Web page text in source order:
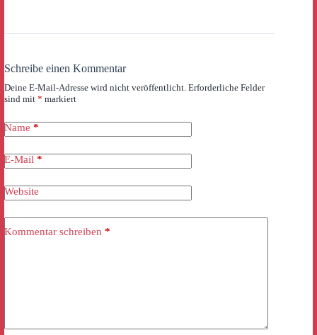
Schreibe einen Kommentar
Deine E-Mail-Adresse wird nicht veröffentlicht. Erforderliche Felder
sind mit * markiert
Name *
E-Mail *
Website
Kommentar schreiben *